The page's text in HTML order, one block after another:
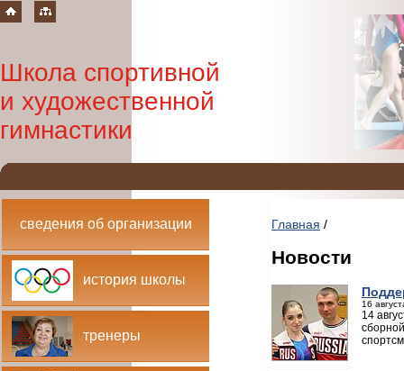
Школа спортивной
и художественной
гимнастики
сведения об организации
история школы
тренеры
Главная /
Новости
16
14